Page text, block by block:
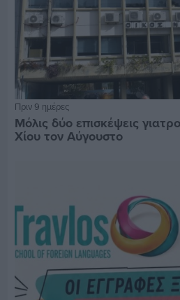
Πριν 9 ημέρες
Μόλις δύο επισκέψεις
Χίου τον Αύγουστο